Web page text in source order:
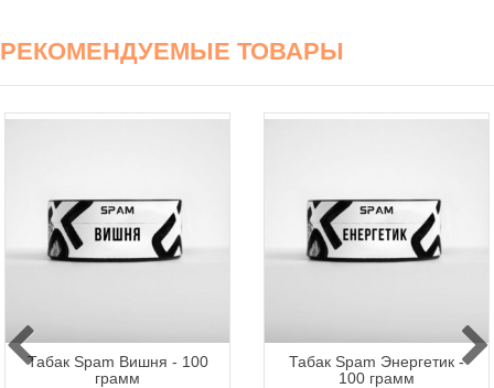
РЕКОМЕНДУЕМЫЕ ТОВАРЫ
Табак Spam Вишня - 100
грамм
Табак Spam Энергетик -
100 грамм